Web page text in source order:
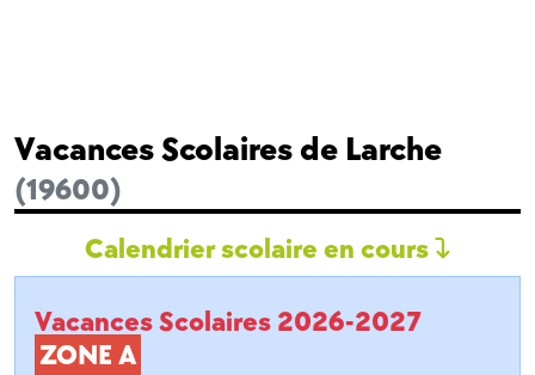
Vacances Scolaires de Larche
(19600)
Calendrier scolaire en cours
Vacances Scolaires 2026-2027
ZONE A